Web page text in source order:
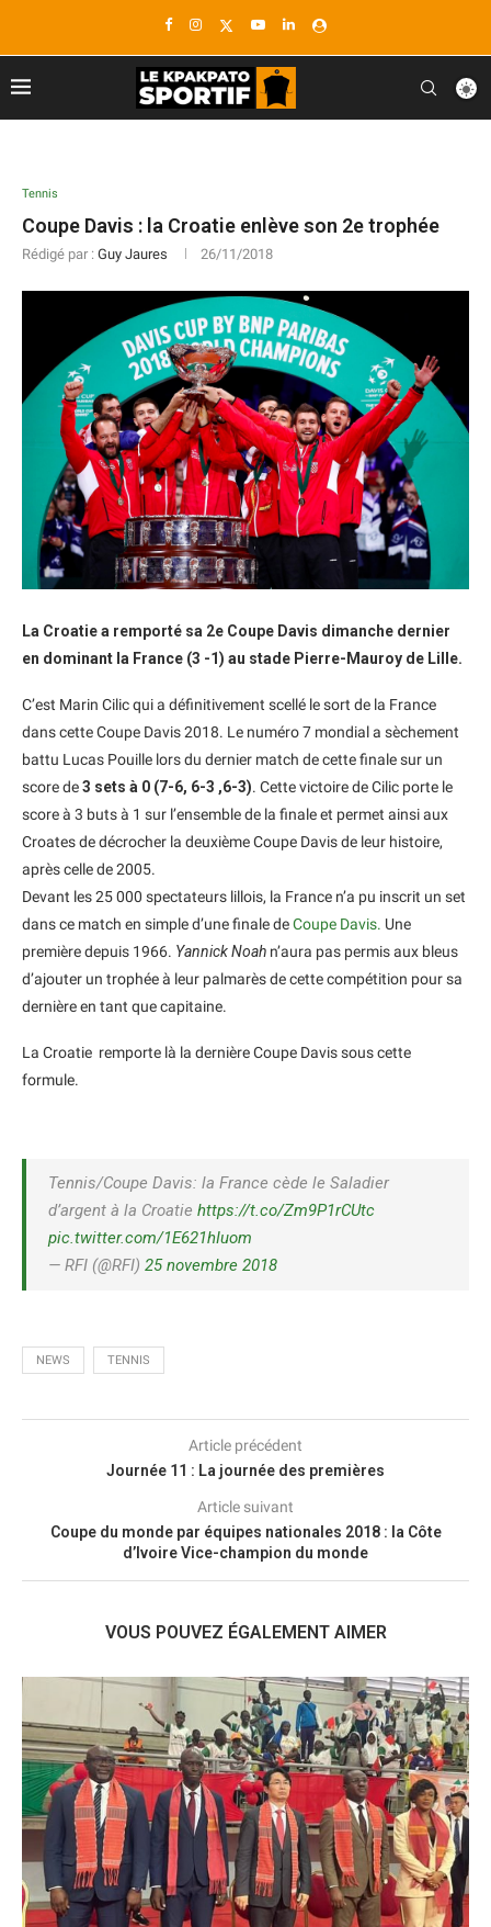
Tennis
Coupe Davis : la Croatie enlève son 2e trophée
Rédigé par : Guy Jaures 26/11/2018
La Croatie a remporté sa 2e Coupe Davis dimanche dernier
en dominant la France (3 -1) au stade Pierre-Mauroy de Lille.
C’est Marin Cilic qui a définitivement scellé le sort de la France
dans cette Coupe Davis 2018. Le numéro 7 mondial a sèchement
battu Lucas Pouille lors du dernier match de cette finale sur un
score de3 sets à 0 (7-6, 6-3 ,6-3). Cette victoire de Cilic porte le
score à 3 buts à 1 sur l’ensemble de la finale et permet ainsi aux
Croates de décrocher la deuxième Coupe Davis de leur histoire,
après celle de 2005.
Devant les 25 000 spectateurs lillois, la France n’a pu inscrit un set
dans ce match en simple d’une finale deCoupe Davis. Une
première depuis 1966. Yannick Noah n’aura pas permis aux bleus
d’ajouter un trophée à leur palmarès de cette compétition pour sa
dernière en tant que capitaine.
La Croatie remporte là la dernière Coupe Davis sous cette
formule.
Tennis/Coupe Davis: la France cède le Saladier
d’argent à la Croatie https://t.co/Zm9P1rCUtc
pic.twitter.com/1E621hIuom
— RFI (@RFI) 25 novembre 2018
NEWS TENNIS
Article précédent
Journée 11 : La journée des premières
Article suivant
Coupe du monde par équipes nationales 2018 : la Côte
d’Ivoire Vice-champion du monde
VOUS POUVEZ ÉGALEMENT AIMER